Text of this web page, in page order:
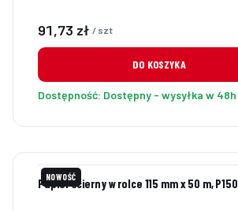
Cena
91,73 zł / szt
DO KOSZYKA
Dostępność: Dostępny - wysyłka w 48h
NOWOŚĆ
Papier ścierny w rolce 115 mm x 50 m, P150